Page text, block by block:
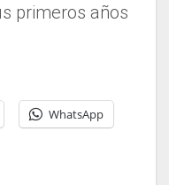
primeros años
WhatsApp